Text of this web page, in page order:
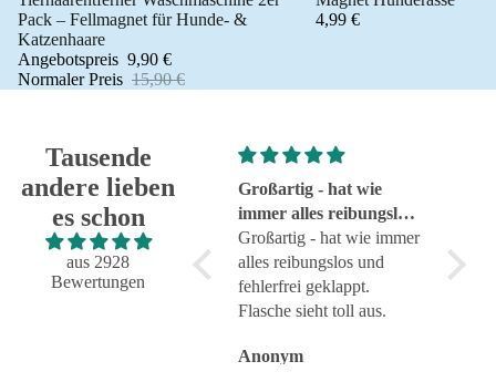
Pack – Fellmagnet für Hunde- &
Katzenhaare
Angebotspreis 9,90 €
Normaler Preis 15,90 €
4,99 €
Tausende
andere lieben
es schon
aus 2928
Bewertungen
Super!
Super!
Großartig - hat wie
immer alles reibungslos
und fehlerfrei geklappt
Großartig - hat wie immer
alles reibungslos und
fehlerfrei geklappt.
Flasche sieht toll aus.
Anonym